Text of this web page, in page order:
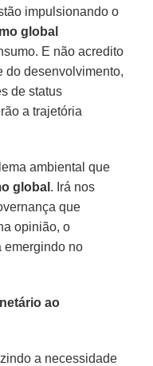
impulsionando o
global
E não acredito
do desenvolvimento,
de status
a trajetória
ambiental que
global . Irá nos
que
opinião, o
emergindo no
ao
a necessidade